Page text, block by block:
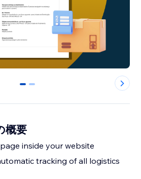
0 1
概要
inside your website
tracking of all logistics